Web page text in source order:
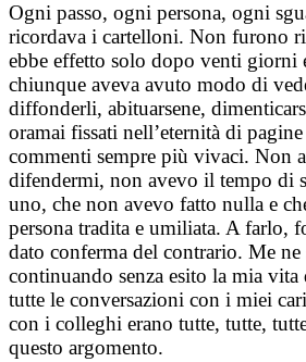
Ogni passo, ogni persona, ogni
ricordava i cartelloni. Non furono
ebbe effetto solo dopo venti
chiunque aveva avuto modo di
diffonderli, abituarsene,
oramai fissati nell’eternità di
commenti sempre più vivaci. Non
difendermi, non avevo il tempo di
uno, che non avevo fatto nulla e
persona tradita e umiliata. A farlo,
dato conferma del contrario. Me
continuando senza esito la mia vita
tutte le conversazioni con i miei
con i colleghi erano tutte, tutte,
questo argomento.